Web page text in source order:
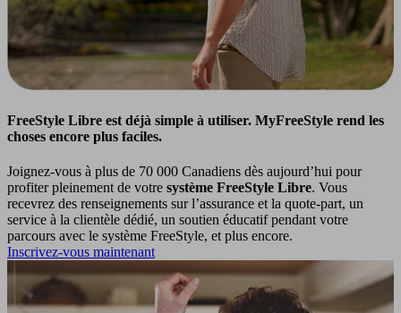
FreeStyle Libre est déjà simple à utiliser. MyFreeStyle rend les
choses encore plus faciles.
Joignez-vous à plus de 70 000 Canadiens dès aujourd’hui pour
profiter pleinement de votre système FreeStyle Libre. Vous
recevrez des renseignements sur l’assurance et la quote-part, un
service à la clientèle dédié, un soutien éducatif pendant votre
parcours avec le système FreeStyle, et plus encore.
Inscrivez-vous maintenant